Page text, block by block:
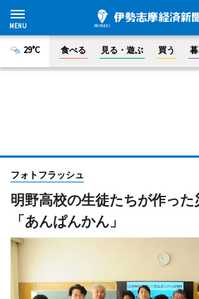
29°C 食べる 見る・遊ぶ 買う
フォトフラッシュ
明野高校の生徒たちが作った
「あんぱんかん」